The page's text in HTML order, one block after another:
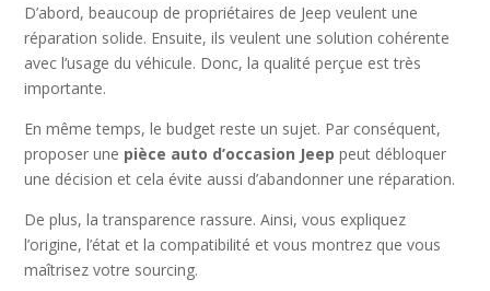
D’abord, beaucoup de propriétaires de Jeep veulent une
réparation solide. Ensuite, ils veulent une solution cohérente
avec l’usage du véhicule. Donc, la qualité perçue est très
importante.
En même temps, le budget reste un sujet. Par conséquent,
proposer une pièce auto d’occasion Jeep peut débloquer
une décision et cela évite aussi d’abandonner une réparation.
De plus, la transparence rassure. Ainsi, vous expliquez
l’origine, l’état et la compatibilité et vous montrez que vous
maîtrisez votre sourcing.